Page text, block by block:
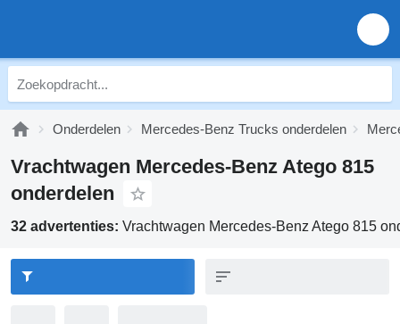
Onderdelen Mercedes-Benz Trucks onderdelen
Vrachtwagen Mercedes-Benz Atego 815
onderdelen
32 advertenties: Vrachtwagen Mercedes-Benz Atego 815